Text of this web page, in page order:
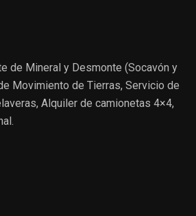
de Mineral y Desmonte (Socavón y
Movimiento de Tierras, Servicio de
Alquiler de camionetas 4×4,